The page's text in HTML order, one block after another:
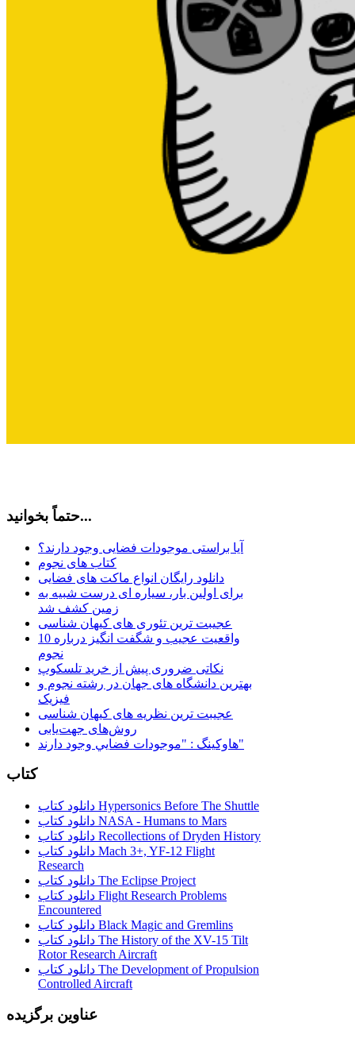
حتماً بخوانید...
آیا براستی موجودات فضایی وجود دارند؟
کتاب های نجوم
دانلود رایگان انواع ماکت های فضایی
برای اولین بار، سیاره ای درست شبیه به
زمین کشف شد
عجیبت ترین تئوری های کیهان شناسی
10 واقعیت عجیب و شگفت انگیز درباره
نجوم
نکاتی ضروری پیش از خرید تلسکوپ
بهترین دانشگاه های جهان در رشته نجوم و
فیزیک
عجیبت ترین نظریه های کیهان شناسی
روش‌های جهت‌یابی
هاوكينگ : "موجودات فضايي وجود دارند"
کتاب
دانلود کتاب Hypersonics Before The Shuttle
دانلود کتاب NASA - Humans to Mars
دانلود کتاب Recollections of Dryden History
دانلود کتاب Mach 3+, YF-12 Flight
Research
دانلود کتاب The Eclipse Project
دانلود کتاب Flight Research Problems
Encountered
دانلود کتاب Black Magic and Gremlins
دانلود کتاب The History of the XV-15 Tilt
Rotor Research Aircraft
دانلود کتاب The Development of Propulsion
Controlled Aircraft
عناوین برگزیده